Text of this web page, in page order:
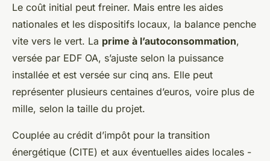
Le coût initial peut freiner. Mais entre les aides
nationales et les dispositifs locaux, la balance penche
vite vers le vert. La prime à l’autoconsommation,
versée par EDF OA, s’ajuste selon la puissance
installée et est versée sur cinq ans. Elle peut
représenter plusieurs centaines d’euros, voire plus de
mille, selon la taille du projet.
Couplée au crédit d’impôt pour la transition
énergétique (CITE) et aux éventuelles aides locales -